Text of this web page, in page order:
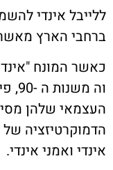
ללייבל אינדי
ברחבי הארץ מאשר
וה
העצמאי שלהן
הדמוקרטיזציה של
אינדי ואמני אינדי.